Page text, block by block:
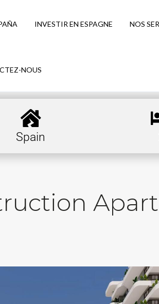
INVESTIR EN ESPAGNE NOS
NOUS
Spain
Don't have an
Username